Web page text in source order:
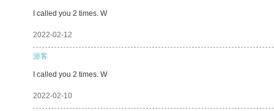
I called you 2 times. W
2022-02-12
游客
I called you 2 times. W
2022-02-10